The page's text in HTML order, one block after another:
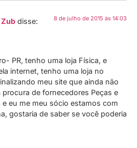
disse: 8 de julho de 2015 às 14:03
PR, tenho uma loja Física, e
internet, tenho uma loja no
meu site que ainda não
de fornecedores Peças e
e eu me meu sócio estamos com
gostaria de saber se você poderia